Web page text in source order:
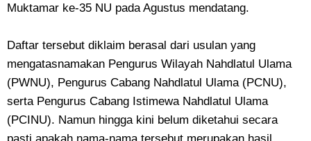
Muktamar ke-35 NU pada Agustus mendatang.
Daftar tersebut diklaim berasal dari usulan yang
mengatasnamakan Pengurus Wilayah Nahdlatul Ulama
(PWNU), Pengurus Cabang Nahdlatul Ulama (PCNU),
serta Pengurus Cabang Istimewa Nahdlatul Ulama
(PCINU). Namun hingga kini belum diketahui secara